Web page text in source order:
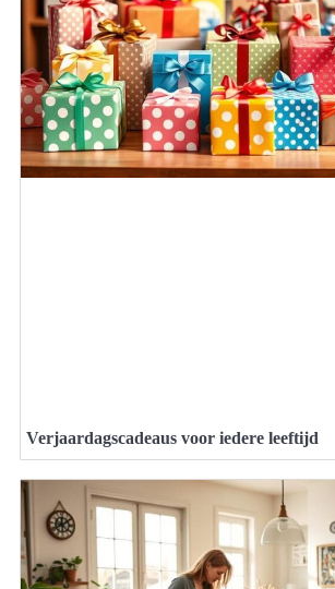
Verjaardagscadeaus voor iedere leeftijd